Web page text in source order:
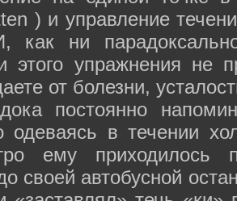
) и управление
как ни
этого упражнения не
от болезни,
постоянно
одеваясь в течении
ему приходилось
своей автобусной